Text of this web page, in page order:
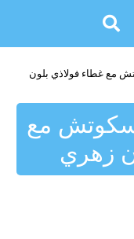
مع غطاء فولاذي بلون
مع
زهري